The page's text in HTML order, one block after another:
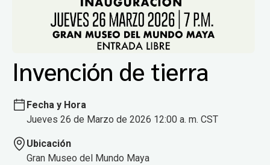
Invención de tierra
Fecha y Hora
Jueves 26 de Marzo de 2026 12:00 a. m. CST
Ubicación
Gran Museo del Mundo Maya